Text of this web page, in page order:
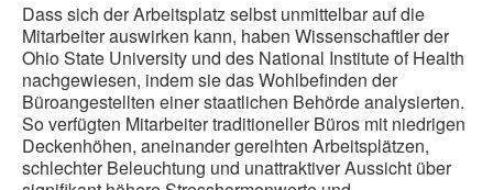
Dass sich der Arbeitsplatz selbst unmittelbar auf die
Mitarbeiter auswirken kann, haben Wissenschaftler der
Ohio State University und des National Institute of Health
nachgewiesen, indem sie das Wohlbefinden der
Büroangestellten einer staatlichen Behörde analysierten.
So verfügten Mitarbeiter traditioneller Büros mit niedrigen
Deckenhöhen, aneinander gereihten Arbeitsplätzen,
schlechter Beleuchtung und unattraktiver Aussicht über